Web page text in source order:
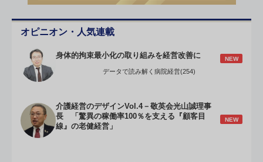
オピニオン・人気連載
身体的拘束最小化の取り組みを経営改善に NEW
データで読み解く病院経営(254)
介護経営のデザインVol.4－敬英会光山誠理事
長 「驚異の稼働率100％を支える『顧客目
線』の老健経営」
NEW